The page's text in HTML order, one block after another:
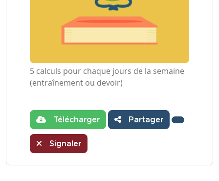
5 calculs pour chaque jours de la semaine
(entraînement ou devoir)
Télécharger Partager
Signaler